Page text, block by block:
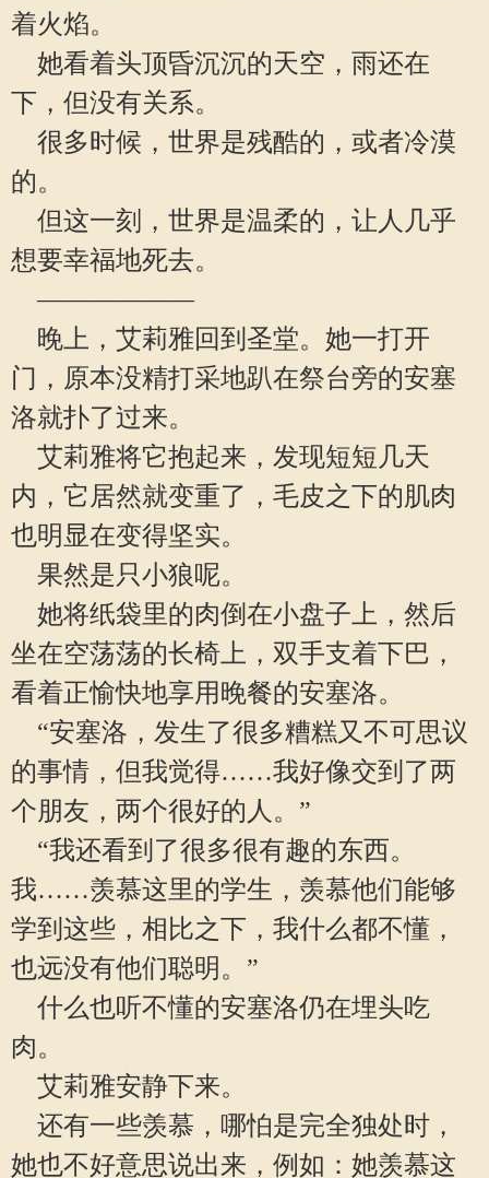
着火焰。
她看着头顶昏沉沉的天空，雨还在
下，但没有关系。
很多时候，世界是残酷的，或者冷漠
的。
但这一刻，世界是温柔的，让人几乎
想要幸福地死去。
——————
晚上，艾莉雅回到圣堂。她一打开
门，原本没精打采地趴在祭台旁的安塞
洛就扑了过来。
艾莉雅将它抱起来，发现短短几天
内，它居然就变重了，毛皮之下的肌肉
也明显在变得坚实。
果然是只小狼呢。
她将纸袋里的肉倒在小盘子上，然后
坐在空荡荡的长椅上，双手支着下巴，
看着正愉快地享用晚餐的安塞洛。
“安塞洛，发生了很多糟糕又不可思议
的事情，但我觉得……我好像交到了两
个朋友，两个很好的人。”
“我还看到了很多很有趣的东西。
我……羡慕这里的学生，羡慕他们能够
学到这些，相比之下，我什么都不懂，
也远没有他们聪明。”
什么也听不懂的安塞洛仍在埋头吃
肉。
艾莉雅安静下来。
还有一些羡慕，哪怕是完全独处时，
她也不好意思说出来，例如：她羡慕这